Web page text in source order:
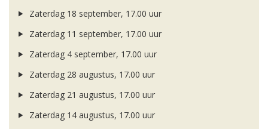
Zaterdag 18 september, 17.00 uur
Zaterdag 11 september, 17.00 uur
Zaterdag 4 september, 17.00 uur
Zaterdag 28 augustus, 17.00 uur
Zaterdag 21 augustus, 17.00 uur
Zaterdag 14 augustus, 17.00 uur